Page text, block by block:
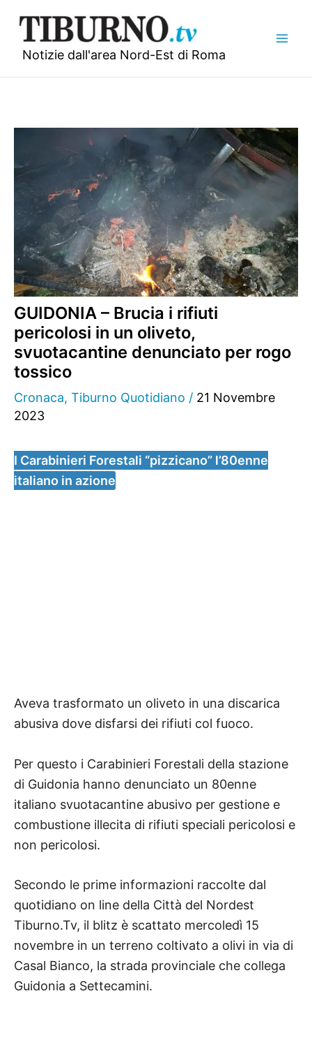
contenuto
Notizie dall'area Nord-Est di Roma
GUIDONIA – Brucia i rifiuti
pericolosi in un oliveto,
svuotacantine denunciato per rogo
tossico
Cronaca, Tiburno Quotidiano / 21 Novembre
2023
I Carabinieri Forestali “pizzicano” l’80enne
italiano in azione
Aveva trasformato un oliveto in una discarica
abusiva dove disfarsi dei rifiuti col fuoco.
Per questo i Carabinieri Forestali della stazione
di Guidonia hanno denunciato un 80enne
italiano svuotacantine abusivo per gestione e
combustione illecita di rifiuti speciali pericolosi e
non pericolosi.
Secondo le prime informazioni raccolte dal
quotidiano on line della Città del Nordest
Tiburno.Tv, il blitz è scattato mercoledì 15
novembre in un terreno coltivato a olivi in via di
Casal Bianco, la strada provinciale che collega
Guidonia a Settecamini.